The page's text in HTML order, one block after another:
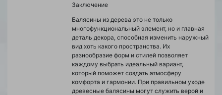
Заключение
Балясины из дерева это не только
многофункциональный элемент, но и главная
деталь декора, способная изменить наружный
вид хоть какого пространства. Их
разнообразие форм и стилей позволяет
каждому выбрать идеальный вариант,
который поможет создать атмосферу
комфорта и гармонии. При правильном уходе
древесные балясины могут служить верой и